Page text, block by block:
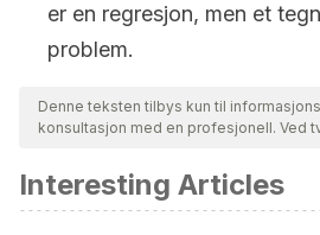
er en regresjon, men et
problem.
Denne teksten tilbys kun til
konsultasjon med en profesjonell. Ved
Interesting Articles